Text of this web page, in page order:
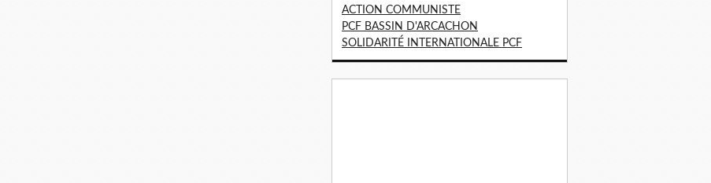
ACTION COMMUNISTE
PCF BASSIN D'ARCACHON
SOLIDARITÉ INTERNATIONALE PCF